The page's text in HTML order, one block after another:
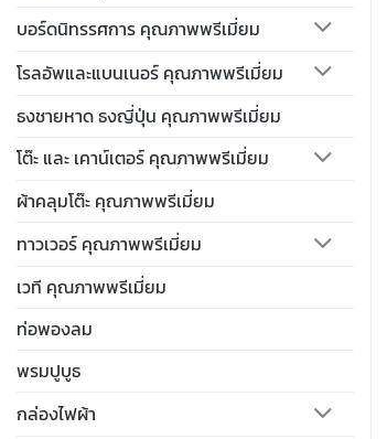
บอร์ดนิทรรศการ คุณภาพพรีเมี่ยม
โรลอัพและแบนเนอร์ คุณภาพพรีเมี่ยม
ธงชายหาด ธงญี่ปุ่น คุณภาพพรีเมี่ยม
โต๊ะ และ เคาน์เตอร์ คุณภาพพรีเมี่ยม
ผ้าคลุมโต๊ะ คุณภาพพรีเมี่ยม
ทาวเวอร์ คุณภาพพรีเมี่ยม
เวที คุณภาพพรีเมี่ยม
ท่อพองลม
พรมปูบูธ
กล่องไฟผ้า